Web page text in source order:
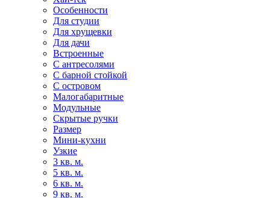
Особенности
Для студии
Для хрущевки
Для дачи
Встроенные
С антресолями
С барной стойкой
С островом
Малогабаритные
Модульные
Скрытые ручки
Размер
Мини-кухни
Узкие
3 кв. м.
5 кв. м.
6 кв. м.
9 кв. м.